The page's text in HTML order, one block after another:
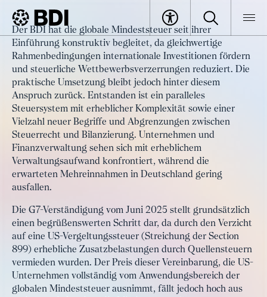
BDI Artikel
Artikel
Die globale Mindeststeuer schafft
Wettbewerbsnachteile für die
europäische Wirtschaft
Der BDI hat die globale Mindeststeuer seit ihrer
Einführung konstruktiv begleitet, da gleichwertige
Rahmenbedingungen internationale Investitionen fördern
und steuerliche Wettbewerbsverzerrungen reduziert. Die
praktische Umsetzung bleibt jedoch hinter diesem
Anspruch zurück. Entstanden ist ein paralleles
Steuersystem mit erheblicher Komplexität sowie einer
Vielzahl neuer Begriffe und Abgrenzungen zwischen
Steuerrecht und Bilanzierung. Unternehmen und
Finanzverwaltung sehen sich mit erheblichem
Verwaltungsaufwand konfrontiert, während die
erwarteten Mehreinnahmen in Deutschland gering
ausfallen.
Die G7-Verständigung vom Juni 2025 stellt grundsätzlich
einen begrüßenswerten Schritt dar, da durch den Verzicht
auf eine US-Vergeltungssteuer (Streichung der Section
899) erhebliche Zusatzbelastungen durch Quellensteuern
vermieden wurden. Der Preis dieser Vereinbarung, die US-
Unternehmen vollständig vom Anwendungsbereich der
globalen Mindeststeuer ausnimmt, fällt jedoch hoch aus